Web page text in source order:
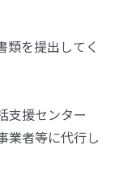
類を提出してく
支援センター
業者等に代行し